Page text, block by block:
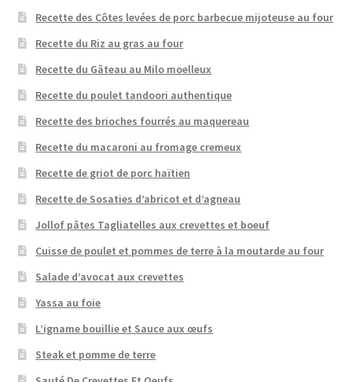
Recette des Côtes levées de porc barbecue mijoteuse au four
Recette du Riz au gras au four
Recette du Gâteau au Milo moelleux
Recette du poulet tandoori authentique
Recette des brioches fourrés au maquereau
Recette du macaroni au fromage cremeux
Recette de griot de porc haïtien
Recette de Sosaties d’abricot et d’agneau
Jollof pâtes Tagliatelles aux crevettes et boeuf
Cuisse de poulet et pommes de terre à la moutarde au four
Salade d’avocat aux crevettes
Yassa au foie
L’igname bouillie et Sauce aux œufs
Steak et pomme de terre